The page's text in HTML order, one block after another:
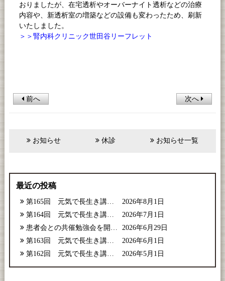
おりましたが、在宅透析やオーバーナイト透析などの治療
内容や、新透析室の増築などの設備も変わったため、刷新
いたしました。
＞＞腎内科クリニック世田谷リーフレット
前へ 次へ
お知らせ一覧
休診
お知らせ
最近の投稿
第165回 元気で長生き講座【2026年8月号】
2026年8月1日
第164回 元気で長生き講座【2026年7月号】
2026年7月1日
患者会との共催勉強会を開催しました
2026年6月29日
第163回 元気で長生き講座【2026年6月号】
2026年6月1日
第162回 元気で長生き講座【2026年5月号】
2026年5月1日